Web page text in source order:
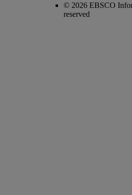
© 2026 EBSCO
reserved